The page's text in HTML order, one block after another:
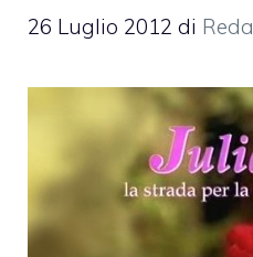
26 Luglio 2012 di